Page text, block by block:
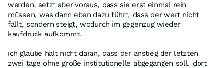
werden, setzt aber voraus, dass sie erst einmal rein
müssen, was dann eben dazu führt, dass der wert nicht
fällt, sondern steigt, wodurch im gegenzug wieder
kaufdruck aufkommt.
ich glaube halt nicht daran, dass der anstieg der letzten
zwei tage ohne große institutionelle abgegangen soll. dort